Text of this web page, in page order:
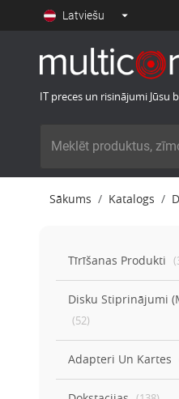
Latviešu
IT preces un risinājumi Jūsu
Sākums Katalogs
Tīrīšanas Produkti (
Disku Stiprinājumi
(52)
Adapteri Un Kartes